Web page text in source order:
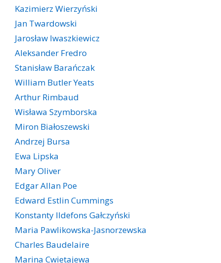
Kazimierz Wierzyński
Jan Twardowski
Jarosław Iwaszkiewicz
Aleksander Fredro
Stanisław Barańczak
William Butler Yeats
Arthur Rimbaud
Wisława Szymborska
Miron Białoszewski
Andrzej Bursa
Ewa Lipska
Mary Oliver
Edgar Allan Poe
Edward Estlin Cummings
Konstanty Ildefons Gałczyński
Maria Pawlikowska-Jasnorzewska
Charles Baudelaire
Marina Cwietajewa